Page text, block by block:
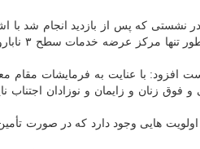
نشستی که پس از بازدید انجام شد با
به اینکه بیمارستان بنت الهدی تنها بیمارستان دانشگاهی استان در
افزود: با عنایت به فرمایشات مقام
زنان و زایمان و نوزادان اجتناب
اولویت هایی وجود دارد که در صورت